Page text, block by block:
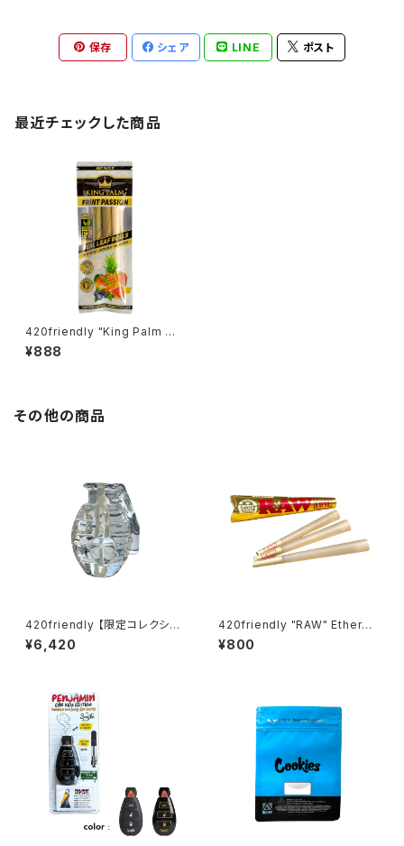
保存 シェア LINE ポスト
最近チェックした商品
420friendly "King Palm Wr
ap" キングパーム Leaf pre ro
lls 詰めるだけで楽しめる 420
¥888
その他の商品
420friendly 【限定コレクショ
ン】EG Glass Grenade Hand
pipe — 手榴弾 パイプ
¥6,420
420friendly "RAW" Etherea
l Cones - コーン (KING siz
e)
¥800